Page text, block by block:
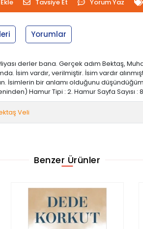
Tavsiye Et Yorum Yaz
Yorumlar
derler bana. Gerçek adım Bektaş,
İsim vardır, verilmiştir. İsim vardır
İsimlerin bir anlamı olduğunu
Hamur Tipi : 2. Hamur Sayfa Sayısı : 86
Veli
Benzer Ürünler